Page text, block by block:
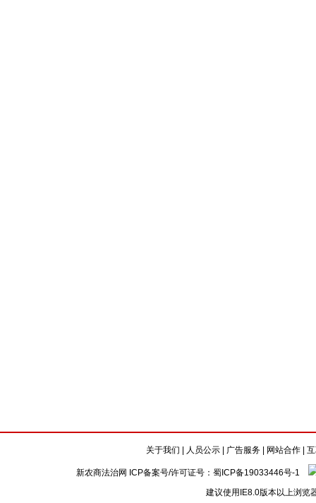
关于我们 人员公示| 广告服务| 网站合作|
新农商法治网 ICP备案号/许可证号： 蜀ICP备19033446号-1
建议使用IE8.0版本以上浏览